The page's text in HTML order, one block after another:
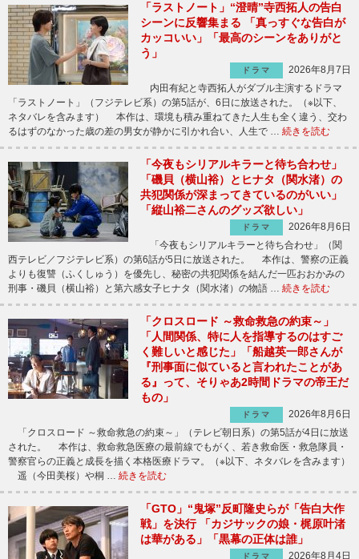
「ラストノート」“澄晴”寺西拓人の告白
シーンに反響集まる 「真っすぐな告白が
カッコいい」「最高のシーンをありがと
う」
ドラマ
2026年8月7日
内田有紀と寺西拓人がダブル主演するドラマ
「ラストノート」（フジテレビ系）の第5話が、6日に放送された。（※以下、
ネタバレを含みます） 本作は、環境も積み重ねてきた人生も全く違う、交わ
るはずのなかった歳の差の男女が静かに引かれ合い、人生で … 続きを読む
「今夜もシリアルキラーと待ち合わせ」
「磯貝（横山裕）とヒナタ（関水渚）の
共犯関係が深まってきているのがいい」
「縦山裕二さんのグッズ欲しい」
ドラマ
2026年8月6日
「今夜もシリアルキラーと待ち合わせ」（関
西テレビ／フジテレビ系）の第6話が5日に放送された。 本作は、警察の正義
よりも復讐（ふくしゅう）を優先し、秘密の共犯関係を結んだ一匹おおかみの
刑事・磯貝（横山裕）と第六感女子ヒナタ（関水渚）の物語 … 続きを読む
「クロスロード ～救命救急の約束～」
「人間関係、特に人を指導するのはすご
く難しいと感じた」「船越英一郎さんが
『刑事面に似ていると言われたことがあ
る』って、そりゃあ2時間ドラマの帝王だ
もの」
ドラマ
2026年8月6日
「クロスロード ～救命救急の約束～」（テレビ朝日系）の第5話が4日に放送
された。 本作は、救命救急医療の最前線でもがく、若き救命医・救急隊員・
警察官らの正義と成長を描く本格医療ドラマ。（※以下、ネタバレを含みます）
遥（今田美桜）や桐 … 続きを読む
「GTO」“鬼塚”反町隆史らが「告白大作
戦」を決行 「カジサックの娘・梶原叶渚
は華がある」「黒幕の正体は誰」
ドラマ
2026年8月4日